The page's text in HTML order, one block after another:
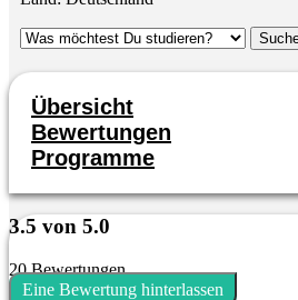
Übersicht
Bewertungen
Programme
3.5 von 5.0
20 Bewertungen
Eine Bewertung hinterlassen